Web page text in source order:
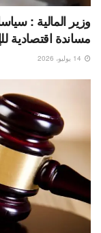
وزير المالية :
مساندة اقتصادية